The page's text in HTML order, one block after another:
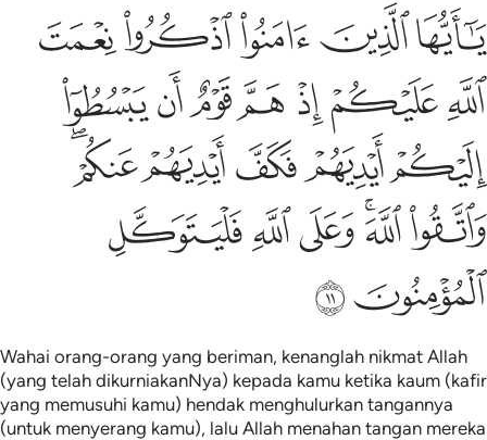
يا ايها الذين امنوا اذكروا نعمت الله عليكم اذ هم قوم ان يبسطوا اليكم
يَـٰٓأَيُّهَا ٱلَّذِينَ ءَامَنُوا۟ ٱذْكُرُوا۟ نِعْمَتَ ٱللَّهِ عَلَيْكُمْ إِذْ هَمَّ
ﱉﱊﱋﱌﱍ
ﱎﱏﱐ ﱑﱒﱓﱔ
ﱕﱖﱗﱘﱙﱚ
ﱛﱜﱝﱞﱟﱠ
ﱡﱢ
Wahai orang-orang yang beriman, kenanglah nikmat Allah
(yang telah dikurniakanNya) kepada kamu ketika kaum (kafir
yang memusuhi kamu) hendak menghulurkan tangannya
(untuk menyerang kamu), lalu Allah menahan tangan mereka